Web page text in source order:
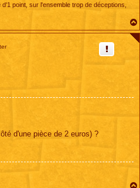
point, sur l'ensemble trop de déceptions,
d'une pièce de 2 euros) ?